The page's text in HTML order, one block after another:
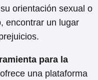
orientación sexual o
encontrar un lugar
para la
una plataforma